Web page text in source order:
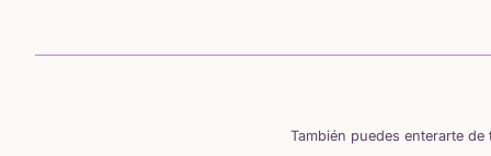
También puedes enterarte